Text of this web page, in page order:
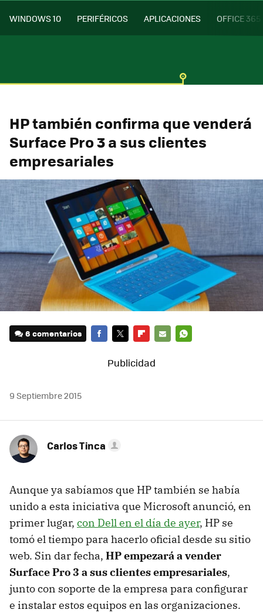
WINDOWS 10 PERIFÉRICOS APLICACIONES OFFICE 365
HP también confirma que venderá
Surface Pro 3 a sus clientes
empresariales
6 comentarios
MAIL
9 Septiembre 2015
Carlos Tinca
Aunque ya sabíamos que HP también se había
unido a esta iniciativa que Microsoft anunció, en
primer lugar, con Dell en el día de ayer, HP se
tomó el tiempo para hacerlo oficial desde su sitio
web. Sin dar fecha, HP empezará a vender
Surface Pro 3 a sus clientes empresariales,
junto con soporte de la empresa para configurar
e instalar estos equipos en las organizaciones.